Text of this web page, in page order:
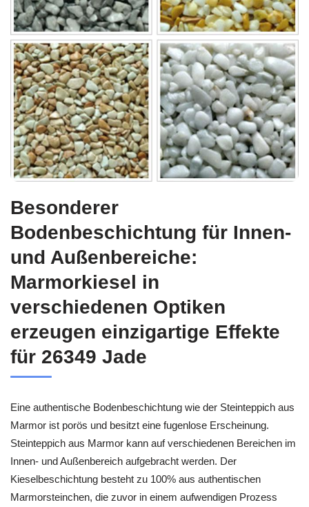
Besonderer
Bodenbeschichtung für Innen-
und Außenbereiche:
Marmorkiesel in
verschiedenen Optiken
erzeugen einzigartige Effekte
für 26349 Jade
Eine authentische Bodenbeschichtung wie der Steinteppich aus
Marmor ist porös und besitzt eine fugenlose Erscheinung.
Steinteppich aus Marmor kann auf verschiedenen Bereichen im
Innen- und Außenbereich aufgebracht werden. Der
Kieselbeschichtung besteht zu 100% aus authentischen
Marmorsteinchen, die zuvor in einem aufwendigen Prozess